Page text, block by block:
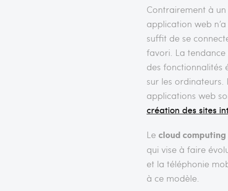
Contrairement à un
application web
suffit de se
favori. La tendance
des fonctionnalités
sur les ordinateurs.
applications web
création des sites
Le cloud computing
qui vise à faire
et la téléphonie
à ce modèle.